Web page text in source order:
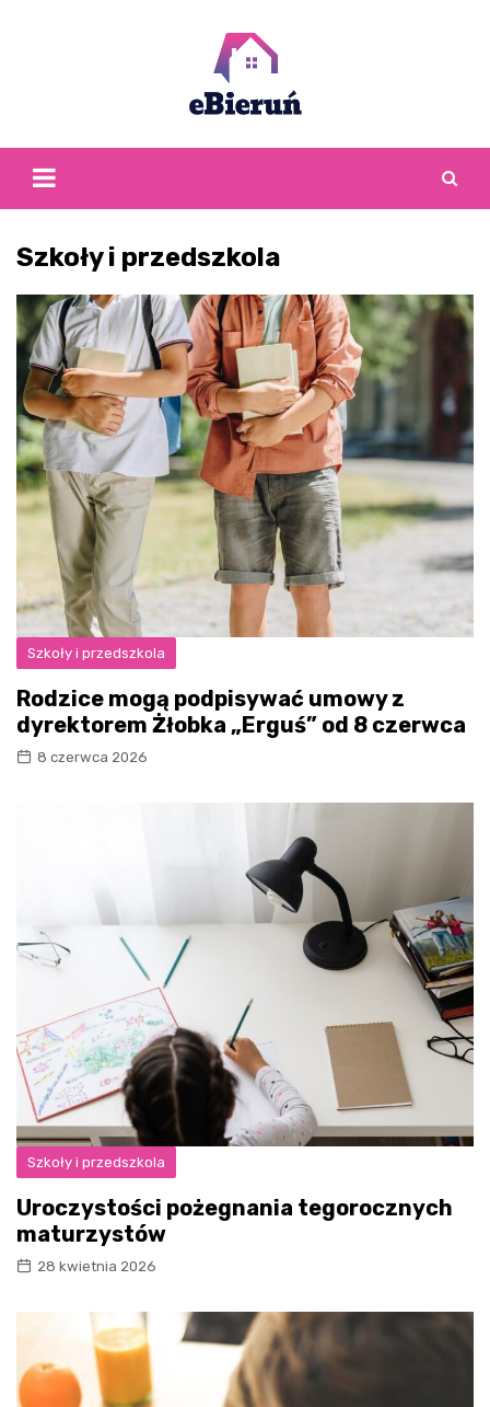
Szkoły i przedszkola
Szkoły i przedszkola
Rodzice mogą podpisywać umowy z
dyrektorem Żłobka „Erguś” od 8 czerwca
8 czerwca 2026
Szkoły i przedszkola
Uroczystości pożegnania tegorocznych
maturzystów
28 kwietnia 2026